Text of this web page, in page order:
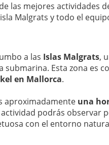
las mejores actividades
Malgrats y todo el
a las Islas Malgrats,
Esta zona es
en Mallorca.
aproximadamente una
podrás observar
con el entorno